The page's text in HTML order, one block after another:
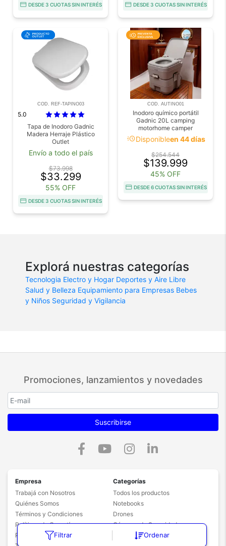
Filtrar Ordenar
DESDE 3 CUOTAS SIN INTERÉS DESDE 3 CUOTAS SIN INTERÉS
COD. REF-TAPINO03
5.0
Tapa de Inodoro Gadnic
Madera Herraje Plástico
Outlet
Envío a todo el país
$73.998
$33.299
55% OFF
DESDE 3 CUOTAS SIN INTERÉS
COD. AUTINO01
Inodoro químico portátil
Gadnic 20L camping
motorhome camper
acuteDisponibleen 44 días
$254.544
$139.999
45% OFF
DESDE 6 CUOTAS SIN INTERÉS
Explorá nuestras categorías
Tecnologia Electro y Hogar Deportes y Aire Libre
Salud y Belleza Equipamiento para Empresas Bebes
y Niños Seguridad y Vigilancia
Promociones, lanzamientos y novedades
Suscribirse
Empresa
Trabajá con Nosotros
Quiénes Somos
Términos y Condiciones
Políticas de Garantía
Políticas de Privacidad
Categorías
Todos los productos
Notebooks
Drones
Cámaras de Seguridad
Aspiradoras Robot